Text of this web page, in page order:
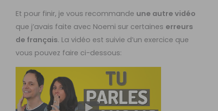
Et pour finir, je vous recommande une autre vidéo
que j’avais faite avec Noemi sur certaines erreurs
de français. La vidéo est suivie d’un exercice que
vous pouvez faire ci-dessous: